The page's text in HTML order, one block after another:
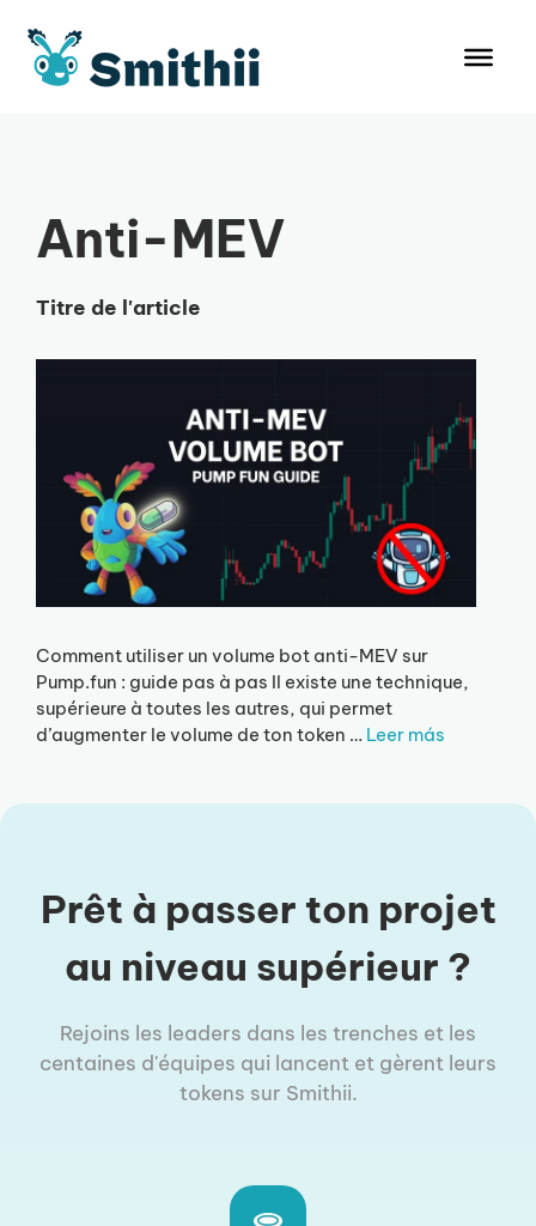
contenu
Anti-MEV
Titre de l'article
Comment utiliser un volume bot anti-MEV sur
Pump.fun : guide pas à pas Il existe une technique,
supérieure à toutes les autres, qui permet
d’augmenter le volume de ton token … Leer más
Prêt à passer ton projet
au niveau supérieur ?
Rejoins les leaders dans les trenches et les
centaines d'équipes qui lancent et gèrent leurs
tokens sur Smithii.